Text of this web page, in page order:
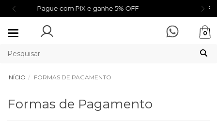
e ganhe 5% OFF Frete grátis para todo o
Mudar
0
INÍCIO FORMAS DE PAGAMENTO
Formas de Pagamento